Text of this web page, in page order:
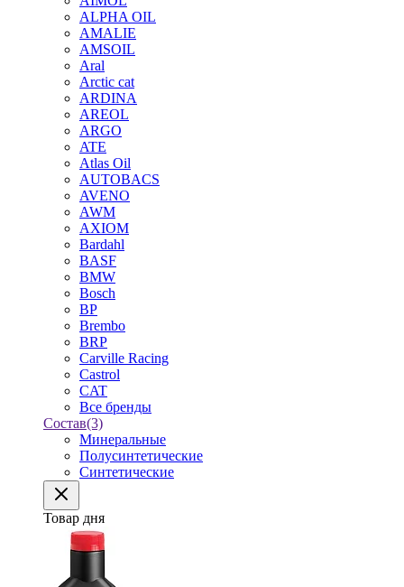
ALPHA OIL
AMALIE
AMSOIL
Aral
Arctic cat
ARDINA
AREOL
ARGO
ATE
Atlas Oil
AUTOBACS
AVENO
AWM
AXIOM
Bardahl
BASF
BMW
Bosch
BP
Brembo
BRP
Carville Racing
Castrol
CAT
Все бренды
Состав(3)
Минеральные
Полусинтетические
Синтетические
Товар дня